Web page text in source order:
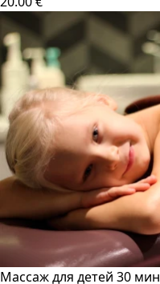
Массаж для детей 30 мин